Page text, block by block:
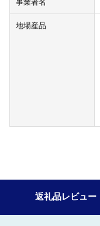
事業者名
地場産品
返礼品レビュー